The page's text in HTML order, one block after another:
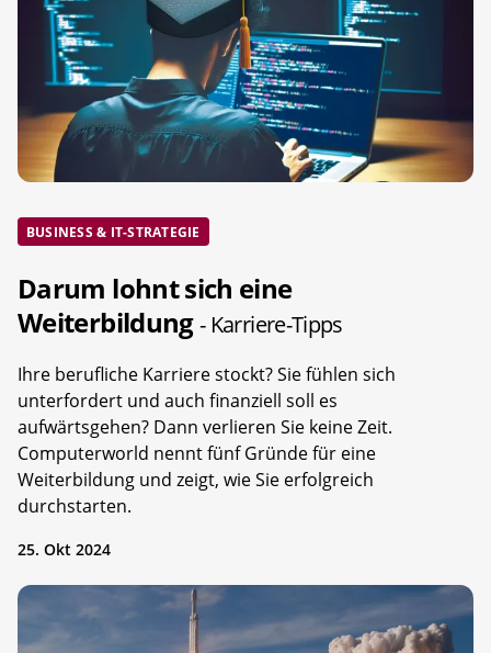
BUSINESS & IT-STRATEGIE
Darum lohnt sich eine
Weiterbildung- Karriere-Tipps
Ihre berufliche Karriere stockt? Sie fühlen sich
unterfordert und auch finanziell soll es
aufwärtsgehen? Dann verlieren Sie keine Zeit.
Computerworld nennt fünf Gründe für eine
Weiterbildung und zeigt, wie Sie erfolgreich
durchstarten.
25. Okt 2024